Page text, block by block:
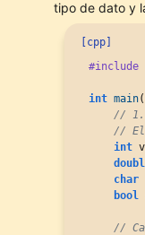
tipo de dato y
[cpp]
#include
int main
// 1.
// El
int
char
bool
//